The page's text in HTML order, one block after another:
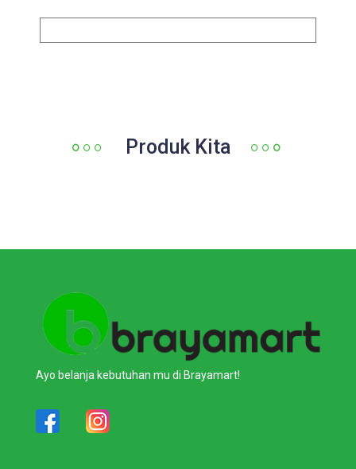
Produk Kita
Ayo belanja kebutuhan mu di Brayamart!